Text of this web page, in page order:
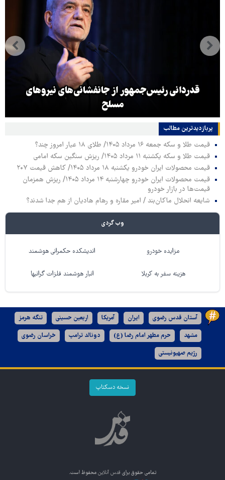
قدردانی رئیس‌جمهور از جانفشانی‌های نیروهای
مسلح
پربازدیدترین‌ مطالب
قیمت طلا و سکه جمعه ۱۶ مرداد ۱۴۰۵/ طلای ۱۸ عیار امروز چند؟
قیمت طلا و سکه یکشنبه ۱۱ مرداد ۱۴۰۵/ ریزش سنگین سکه امامی
قیمت محصولات ایران خودرو یکشنبه ۱۸ مرداد ۱۴۰۵/ کاهش قیمت ۲۰۷
قیمت محصولات ایران خودرو چهارشنبه ۱۴ مرداد ۱۴۰۵/ ریزش همزمان
قیمت‌ها در بازار خودرو
شایعه انحلال ماکان‌بند / امیر مقاره و رهام هادیان از هم جدا شدند؟
وب گردی
مزایده خودرو اندیشکده حکمرانی هوشمند
هزینه سفر به کربلا انبار هوشمند فلزات گرانبها
آستان قدس رضوی ایران آمریکا اربعین حسینی تنگه هرمز
مشهد حرم مطهر امام رضا (ع) دونالد ترامپ خراسان رضوی
رژیم صهیونیستی
نسخه دسکتاپ
تمامی حقوق برای قدس آنلاین محفوظ است.